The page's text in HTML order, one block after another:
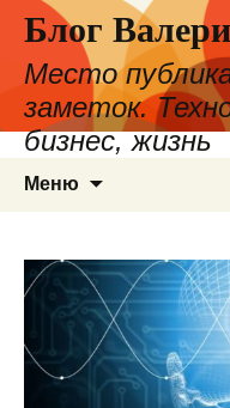
Блог
Место
заметок.
бизнес, жизнь
Меню